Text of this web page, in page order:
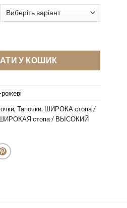
У КОШИК
, Тапочки, ШИРОКА стопа /
стопа / ВЫСОКИЙ